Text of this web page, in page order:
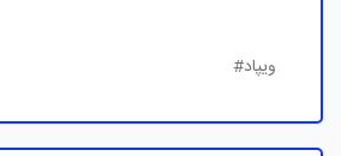
ویپاد#